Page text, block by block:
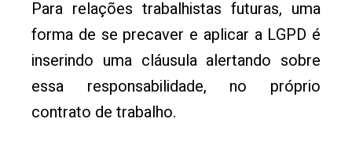
Para relações trabalhistas futuras, uma
forma de se precaver e aplicar a LGPD é
inserindo uma cláusula alertando sobre
essa responsabilidade, no próprio
contrato de trabalho.